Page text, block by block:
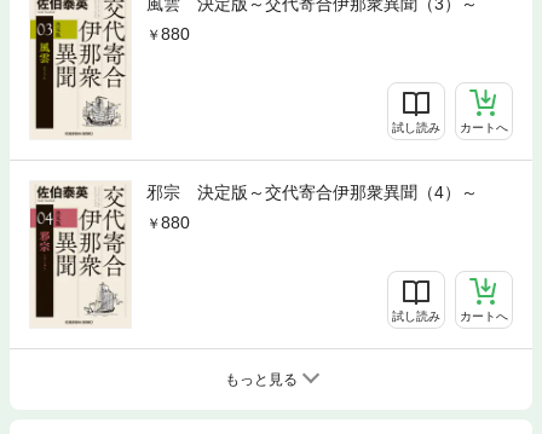
880
試し読み カートへ
邪宗 決定版～交代寄合伊那衆異聞（4）～
880
試し読み カートへ
もっと見る